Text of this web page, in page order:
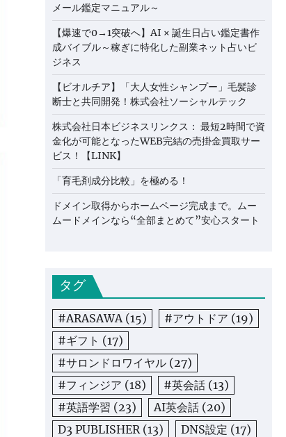
メール鑑定マニュアル～
【爆速で0→1突破へ】AI × 誕生日占い鑑定書作
成バイブル～稼ぎに特化した副業ネット占いビ
ジネス
【ビオルチア】「大人女性シャンプー」毛髪診
断士と共同開発！株式会社ソーシャルテック
株式会社日本ビジネスリンクス： 最短2時間で資
金化が可能となったWEB完結の売掛金買取サー
ビス！【LINK】
「育毛剤成分比較」を極める！
ドメイン取得からホームページ完成まで。ムー
ムードメインなら“全部まとめて”安心スタート
タグ
#ARASAWA(15) #アウトドア (19)
#ギフト (17)
#サロンドロワイヤル (27)
#フィンジア (18) #英会話 (13)
#英語学習 (23) AI英会話 (20)
D3 PUBLISHER(13) DNS設定 (17)